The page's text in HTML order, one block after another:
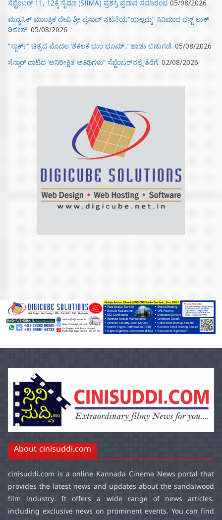
ಸೆಪ್ಟೆಂಬರ್ 11, 12ಕ್ಕೆ ಸೈಮಾ (SIIMA) ಪ್ರಶಸ್ತಿ ಪ್ರದಾನ ಸಮಾರಂಭ 05/08/2026
ಮ್ಯೂಸಿಕ್‌ ಮಾಂತ್ರಿಕ ದೇವಿ ಶ್ರೀ ಪ್ರಸಾದ್ ನಟನೆಯ”ಯಲ್ಲಮ್ಮ” ಸಿನಿಮಾದ ಫಸ್ಟ್‌ ಲುಕ್‌
ರಿಲೀಸ್. 05/08/2026
“ಸ್ಪಾರ್ಕ್” ಚಿತ್ರದ ಮೊದಲ‌ ‘ಶಕಲಕ ಭುಂ‌ ಭೂಮ್..’ ಹಾಡು ಬಿಡುಗಡೆ. 05/08/2026
ಸೆನ್ಸಾರ್ ದಾಟಿದ ‘ಅನಿರೀಕ್ಷಿತ ಅತಿಥಿಗಳು” ಸೆಪ್ಟೆಂಬರ್‌ನಲ್ಲಿ ತೆರೆಗೆ. 02/08/2026
About cinisuddi.com
cinisuddi.com is a online Kannada Cinema News portal that
provides the latest news and updates about the sandalwood
film industry. It offers a wide range of news articles,
including exclusive news on prominent events. You can find